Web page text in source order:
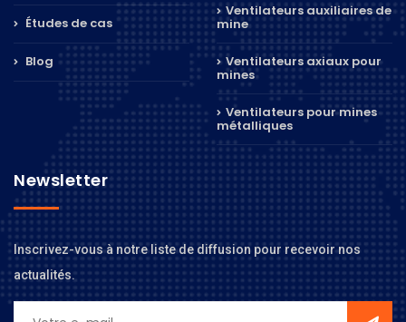
Études de cas
Blog
Ventilateurs auxiliaires de
mine
Ventilateurs axiaux pour
mines
Ventilateurs pour mines
métalliques
Newsletter
Inscrivez-vous à notre liste de diffusion pour recevoir nos
actualités.